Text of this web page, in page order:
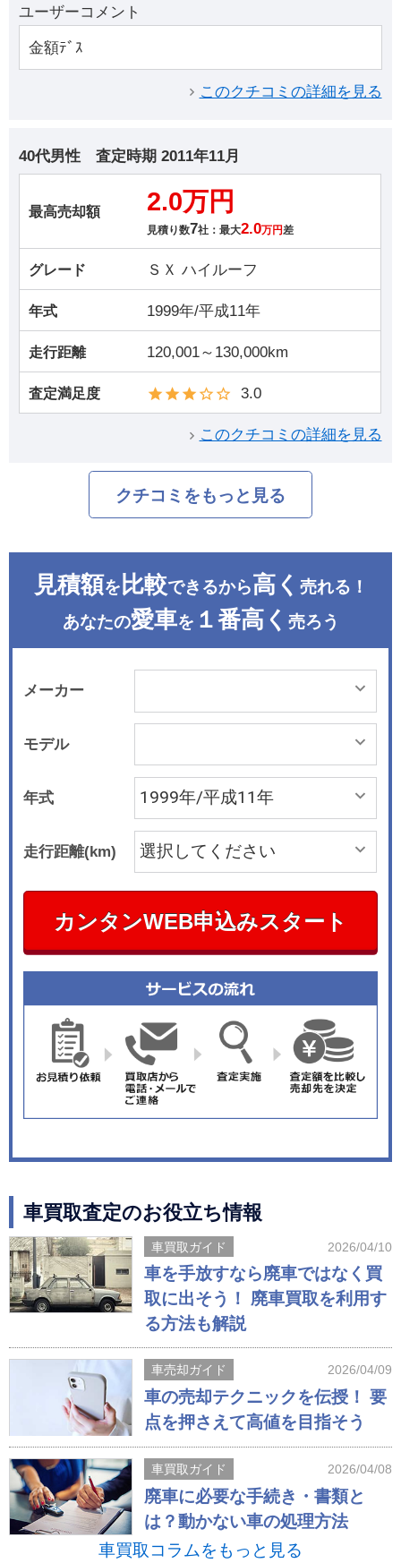
ユーザーコメント
金額ﾃﾞｽ
このクチコミの詳細を見る
40代男性 査定時期 2011年11月
最高売却額 2.0万円
見積り数7社：最大2.0万円差
グレード ＳＸ ハイルーフ
年式 1999年/平成11年
走行距離 120,001～130,000km
査定満足度 3.0
このクチコミの詳細を見る
クチコミをもっと見る
見積額を 比較できるから高く 売れる！
あなたの愛車を １番高く 売ろう
メーカー
モデル
年式
走行距離(km)
カンタンWEB申込みスタート
車買取査定のお役立ち情報
車買取ガイド 2026/04/10
車を手放すなら廃車ではなく買
取に出そう！ 廃車買取を利用す
る方法も解説
車売却ガイド 2026/04/09
車の売却テクニックを伝授！ 要
点を押さえて高値を目指そう
車買取ガイド 2026/04/08
廃車に必要な手続き・書類と
は？動かない車の処理方法
車買取コラムをもっと見る